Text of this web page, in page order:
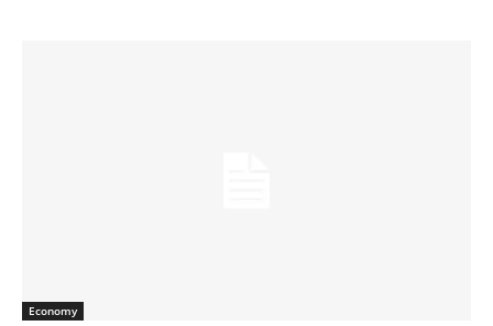
Economy